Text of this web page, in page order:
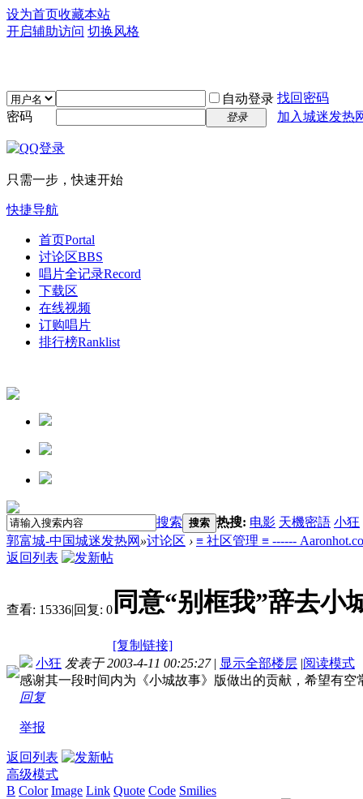
设为首页收藏本站
开启辅助访问 切换风格
自动登录 找回密码
密码
登录 加入城迷发热
只需一步，快速开始
快捷导航
首页Portal
讨论区BBS
唱片全记录Record
下载区
在线视频
订购唱片
排行榜Ranklist
搜索 搜索 热搜: 电影 天機密語 小狂
郭富城-中国城迷发热网 »讨论区 › ≡ 社区管理 ≡ ------
返回列表
查看: 15336|回复: 0 同意“别框我”辞去小
[复制链接]
小狂 发表于 2003-4-11 00:25:27 | 显示全部楼层 |阅读模式
感谢其一段时间内为《小城故事》版做出的贡献，希望有空
回复
举报
返回列表
高级模式
B Color Image Link Quote Code Smilies